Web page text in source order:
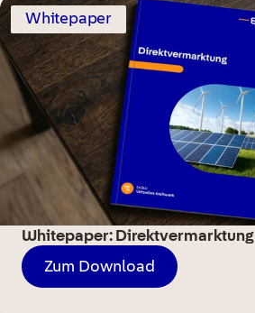
Whitepaper
Whitepaper: Direktvermarktung
Zum Download